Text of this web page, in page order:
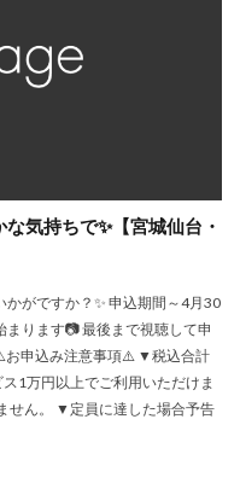
気持ちで✨【宮城仙台・
がですか？✨ 申込期間～4月30
ります📷 最後まで視聴して申
お申込み注意事項⚠️ ▼税込合計
1万円以上でご利用いただけま
せん。 ▼定員に達した場合予告